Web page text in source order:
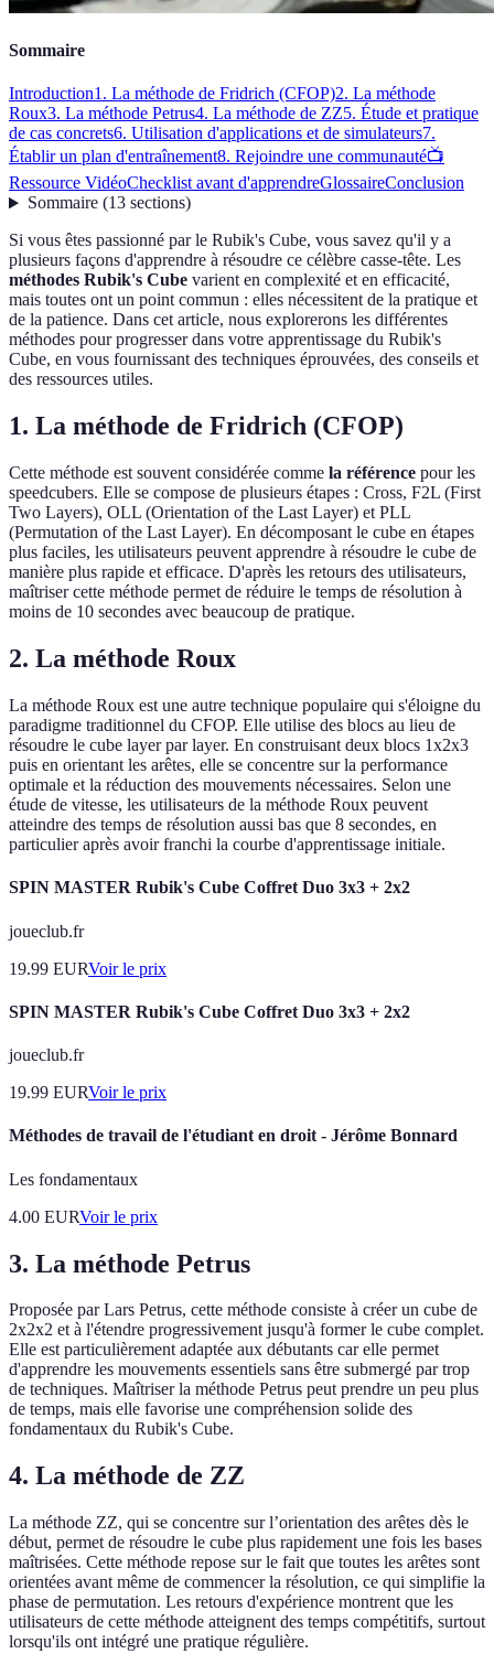
Sommaire
Introduction1. La méthode de Fridrich (CFOP)2. La méthode
Roux3. La méthode Petrus4. La méthode de ZZ5. Étude et pratique
de cas concrets6. Utilisation d'applications et de simulateurs7.
Établir un plan d'entraînement8. Rejoindre une communauté📺
Ressource VidéoChecklist avant d'apprendreGlossaireConclusion
Sommaire(13 sections)
Si vous êtes passionné par le Rubik's Cube, vous savez qu'il y a
plusieurs façons d'apprendre à résoudre ce célèbre casse-tête. Les
méthodes Rubik's Cube varient en complexité et en efficacité,
mais toutes ont un point commun : elles nécessitent de la pratique et
de la patience. Dans cet article, nous explorerons les différentes
méthodes pour progresser dans votre apprentissage du Rubik's
Cube, en vous fournissant des techniques éprouvées, des conseils et
des ressources utiles.
1. La méthode de Fridrich (CFOP)
Cette méthode est souvent considérée comme la référence pour les
speedcubers. Elle se compose de plusieurs étapes : Cross, F2L (First
Two Layers), OLL (Orientation of the Last Layer) et PLL
(Permutation of the Last Layer). En décomposant le cube en étapes
plus faciles, les utilisateurs peuvent apprendre à résoudre le cube de
manière plus rapide et efficace. D'après les retours des utilisateurs,
maîtriser cette méthode permet de réduire le temps de résolution à
moins de 10 secondes avec beaucoup de pratique.
2. La méthode Roux
La méthode Roux est une autre technique populaire qui s'éloigne du
paradigme traditionnel du CFOP. Elle utilise des blocs au lieu de
résoudre le cube layer par layer. En construisant deux blocs 1x2x3
puis en orientant les arêtes, elle se concentre sur la performance
optimale et la réduction des mouvements nécessaires. Selon une
étude de vitesse, les utilisateurs de la méthode Roux peuvent
atteindre des temps de résolution aussi bas que 8 secondes, en
particulier après avoir franchi la courbe d'apprentissage initiale.
SPIN MASTER Rubik's Cube Coffret Duo 3x3 + 2x2
joueclub.fr
19.99 EURVoir le prix
SPIN MASTER Rubik's Cube Coffret Duo 3x3 + 2x2
joueclub.fr
19.99 EURVoir le prix
Méthodes de travail de l'étudiant en droit - Jérôme Bonnard
Les fondamentaux
4.00 EURVoir le prix
3. La méthode Petrus
Proposée par Lars Petrus, cette méthode consiste à créer un cube de
2x2x2 et à l'étendre progressivement jusqu'à former le cube complet.
Elle est particulièrement adaptée aux débutants car elle permet
d'apprendre les mouvements essentiels sans être submergé par trop
de techniques. Maîtriser la méthode Petrus peut prendre un peu plus
de temps, mais elle favorise une compréhension solide des
fondamentaux du Rubik's Cube.
4. La méthode de ZZ
La méthode ZZ, qui se concentre sur l’orientation des arêtes dès le
début, permet de résoudre le cube plus rapidement une fois les bases
maîtrisées. Cette méthode repose sur le fait que toutes les arêtes sont
orientées avant même de commencer la résolution, ce qui simplifie la
phase de permutation. Les retours d'expérience montrent que les
utilisateurs de cette méthode atteignent des temps compétitifs, surtout
lorsqu'ils ont intégré une pratique régulière.